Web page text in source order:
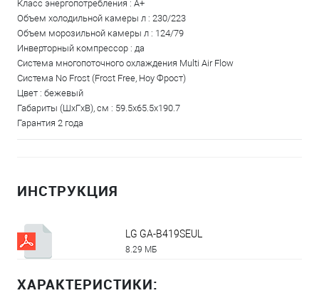
Класс энергопотребления : A+
Объем холодильной камеры л : 230/223
Объем морозильной камеры л : 124/79
Инверторный компрессор : да
Система многопоточного охлаждения Multi Air Flow
Система Nо Frost (Frost Free, Ноу Фрост)
Цвет : бежевый
Габариты (ШxГxВ), см : 59.5х65.5х190.7
Гарантия 2 года
ИНСТРУКЦИЯ
LG GA-B419SEUL
8.29 МБ
ХАРАКТЕРИСТИКИ: